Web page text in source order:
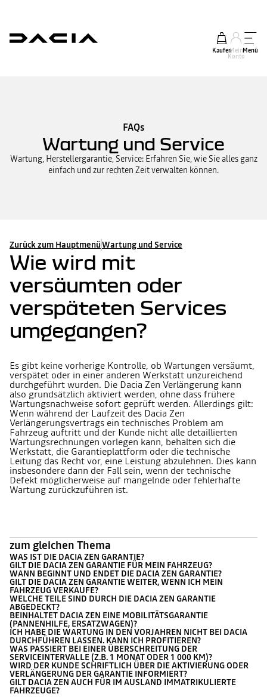
KaufenMein
Konto
Menü
FAQs
Wartung und Service
Wartung, Herstellergarantie, Service: Erfahren Sie, wie Sie alles ganz
einfach und zur rechten Zeit verwalten können.
Zurück zum HauptmenüWartung und Service
Wie wird mit
versäumten oder
verspäteten Services
umgegangen?
Es gibt keine vorherige Kontrolle, ob Wartungen versäumt,
verspätet oder in einer anderen Werkstatt unzureichend
durchgeführt wurden. Die Dacia Zen Verlängerung kann
also grundsätzlich aktiviert werden, ohne dass frühere
Wartungsnachweise sofort geprüft werden. Allerdings gilt:
Wenn während der Laufzeit des Dacia Zen
Verlängerungsvertrags ein technisches Problem am
Fahrzeug auftritt und der Kunde nicht alle detaillierten
Wartungsrechnungen vorlegen kann, behalten sich die
Werkstatt, die Garantieplattform oder die technische
Leitung das Recht vor, eine Leistung abzulehnen. Dies kann
insbesondere dann der Fall sein, wenn der technische
Defekt möglicherweise auf mangelnde oder fehlerhafte
Wartung zurückzuführen ist.
zum gleichen Thema
WAS IST DIE DACIA ZEN GARANTIE?
GILT DIE DACIA ZEN GARANTIE FÜR MEIN FAHRZEUG?
WANN BEGINNT UND ENDET DIE DACIA ZEN GARANTIE?
GILT DIE DACIA ZEN GARANTIE WEITER, WENN ICH MEIN
FAHRZEUG VERKAUFE?
WELCHE TEILE SIND DURCH DIE DACIA ZEN GARANTIE
ABGEDECKT?
BEINHALTET DACIA ZEN EINE MOBILITÄTSGARANTIE
(PANNENHILFE, ERSATZWAGEN)?
ICH HABE DIE WARTUNG IN DEN VORJAHREN NICHT BEI DACIA
DURCHFÜHREN LASSEN. KANN ICH PROFITIEREN?
WAS PASSIERT BEI EINER ÜBERSCHREITUNG DER
SERVICEINTERVALLE (Z.B. 1 MONAT ODER 1 000 KM)?
WIRD DER KUNDE SCHRIFTLICH ÜBER DIE AKTIVIERUNG ODER
VERLÄNGERUNG DER GARANTIE INFORMIERT?
GILT DACIA ZEN AUCH FÜR IM AUSLAND IMMATRIKULIERTE
FAHRZEUGE?